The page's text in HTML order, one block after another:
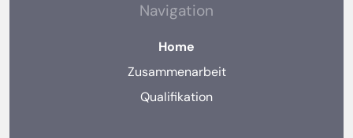
Navigation
Home
Zusammenarbeit
Qualifikation